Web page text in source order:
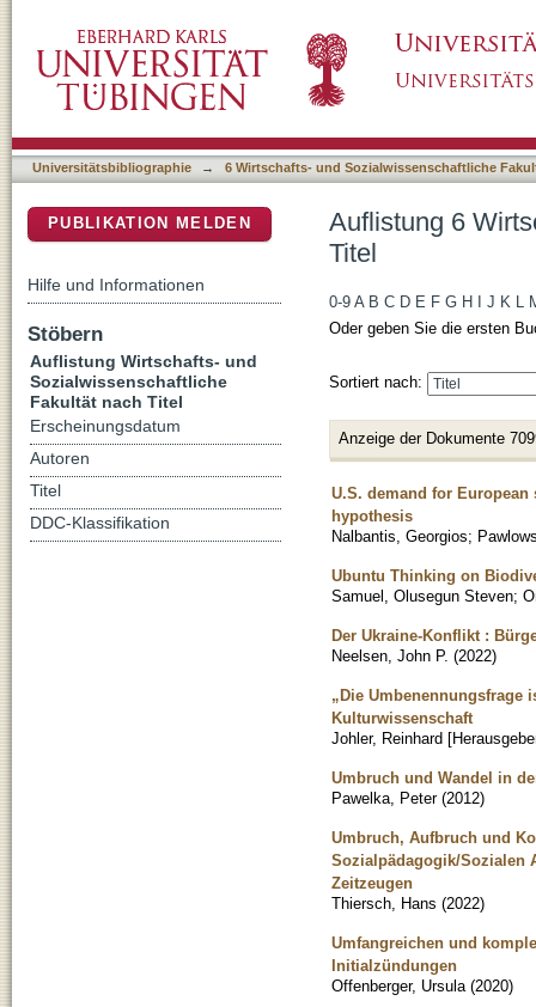
Universitätsbibliographie → 6 Wirtschafts- und Sozialwissenschaftliche
Auflistung 6
Titel
0-9 A B C D E F G H J K L
Oder geben Sie die ersten
Sortiert nach:
Anzeige der Dokumente
U.S. demand for
hypothesis
Nalbantis, Georgios;
Ubuntu Thinking on
Samuel, Olusegun Steven;
Der Ukraine-Konflikt :
Neelsen, John P. (2022)
„Die Umbenennungsfrage
Kulturwissenschaft
Johler, Reinhard
Umbruch und Wandel in
Pawelka, Peter (2012)
Umbruch, Aufbruch und
Sozialpädagogik/Sozialen
Zeitzeugen
Thiersch, Hans (2022)
Umfangreichen und
Initialzündungen
Offenberger, Ursula (2020)
PUBLIKATION MELDEN
Hilfe und Informationen
Stöbern
Auflistung Wirtschafts- und
Sozialwissenschaftliche
Fakultät nach Titel
Erscheinungsdatum
Autoren
Titel
DDC-Klassifikation